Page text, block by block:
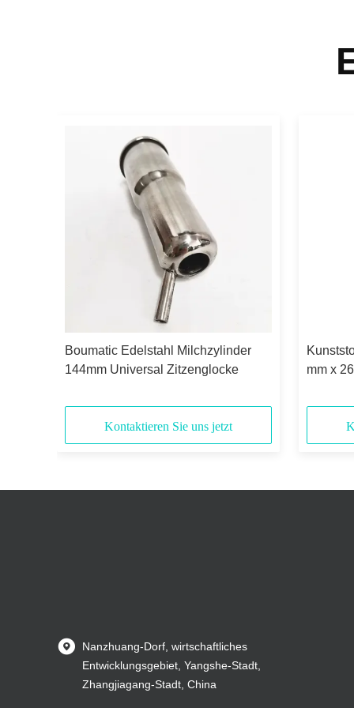
Boumatic Edelstahl Milchzylinder
144mm Universal Zitzenglocke
Kontaktieren Sie uns jetzt
mm x
Nanzhuang-Dorf, wirtschaftliches
Entwicklungsgebiet, Yangshe-Stadt,
Zhangjiagang-Stadt, China